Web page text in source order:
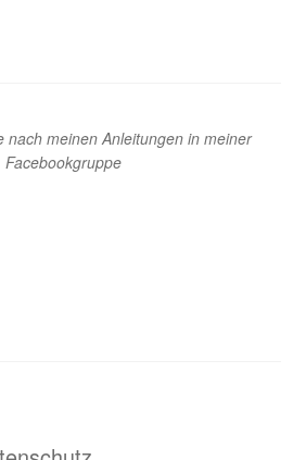
nach meinen Anleitungen in meiner
Facebookgruppe